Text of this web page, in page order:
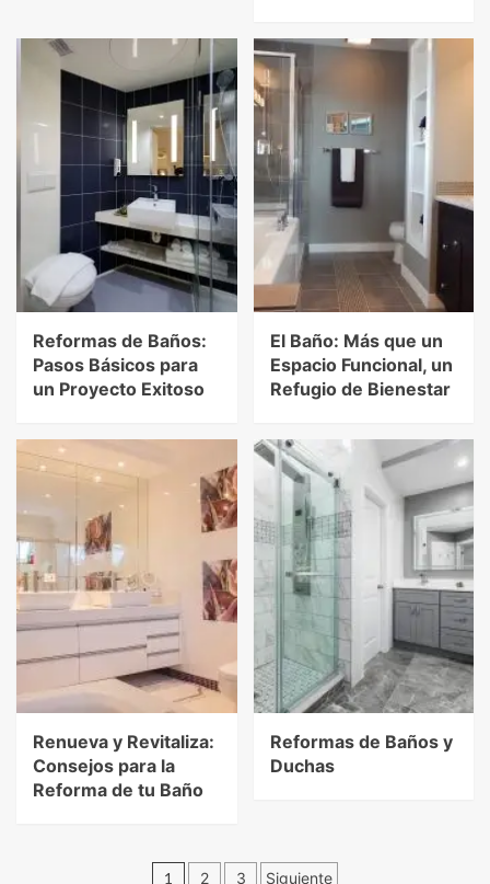
Reformas de Baños:
Pasos Básicos para
un Proyecto Exitoso
El Baño: Más que un
Espacio Funcional, un
Refugio de Bienestar
Renueva y Revitaliza:
Consejos para la
Reforma de tu Baño
Reformas de Baños y
Duchas
1 2 3 Siguiente